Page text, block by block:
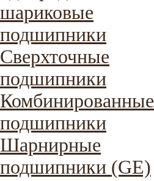
шариковые
подшипники
Сверхточные
подшипники
Комбинированные
подшипники
Шарнирные
подшипники (GE)